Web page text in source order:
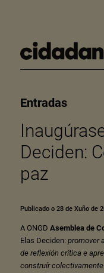
Entradas
Deciden:
paz
Publicado o 28 de Xuño de
A ONGD Asemblea de
Elas Deciden: promover
de reflexión crítica e
construír